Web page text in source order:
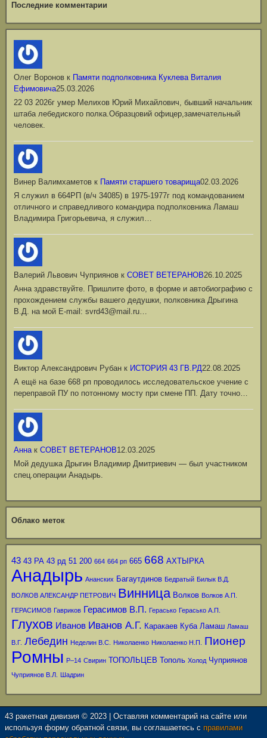
Последние комментарии
Олег Воронов к Памяти подполковника Куклева Виталия
Ефимовича25.03.2026
22 03 2026г умер Мелихов Юрий Михайлович, бывший начальник
штаба лебедиского полка.Образцовий офицер,замечательный
человек.
Винер Валимхаметов к Памяти старшего товарища02.03.2026
Я служил в 664РП (в/ч 34085) в 1975-1977г под командованием
отличного и справедливого командира подполковника Ламаш
Владимира Григорьевича, я служил…
Валерий Львович Чуприянов к СОВЕТ ВЕТЕРАНОВ26.10.2025
Анна здравствуйте. Пришлите фото, в форме и автобиографию с
прохождением службы вашего дедушки, полковника Дрыгина
В.Д. на мой Е-mail: svrd43@mail.ru…
Виктор Александрович Рубан к ИСТОРИЯ 43 ГВ.РД22.08.2025
А ещё на базе 668 рп проводилось исследовательское учение с
переправой ПУ по потонному мосту при смене ПП. Дату точно…
Аннак СОВЕТ ВЕТЕРАНОВ12.03.2025
Мой дедушка Дрыгин Владимир Дмитриевич — был участником
спец.операции Анадырь.
Облако меток
43 43 РА 43 рд 51 200 664 664 рп 665 668 АХТЫРКА
Анадырь Ананских Багаутдинов Бедратый Билык В.Д.
ВОЛКОВ АЛЕКСАНДР ПЕТРОВИЧ Винница Волков Волков А.П.
ГЕРАСИМОВ Гавриков Герасимов В.П. Герасько Герасько А.П.
Глухов Иванов Иванов А.Г. Каракаев Куба Ламаш Ламаш
В.Г. Лебедин Неделин В.С. Николаенко Николаенко Н.П. Пионер
Ромны Р–14 Свирин ТОПОЛЬЦЕВ Тополь Холод Чуприянов
Чуприянов В.Л. Шадрин
43 ракетная дивизия © 2023 | Оставляя комментарий на сайте или
используя форму обратной связи, вы соглашаетесь с правилами